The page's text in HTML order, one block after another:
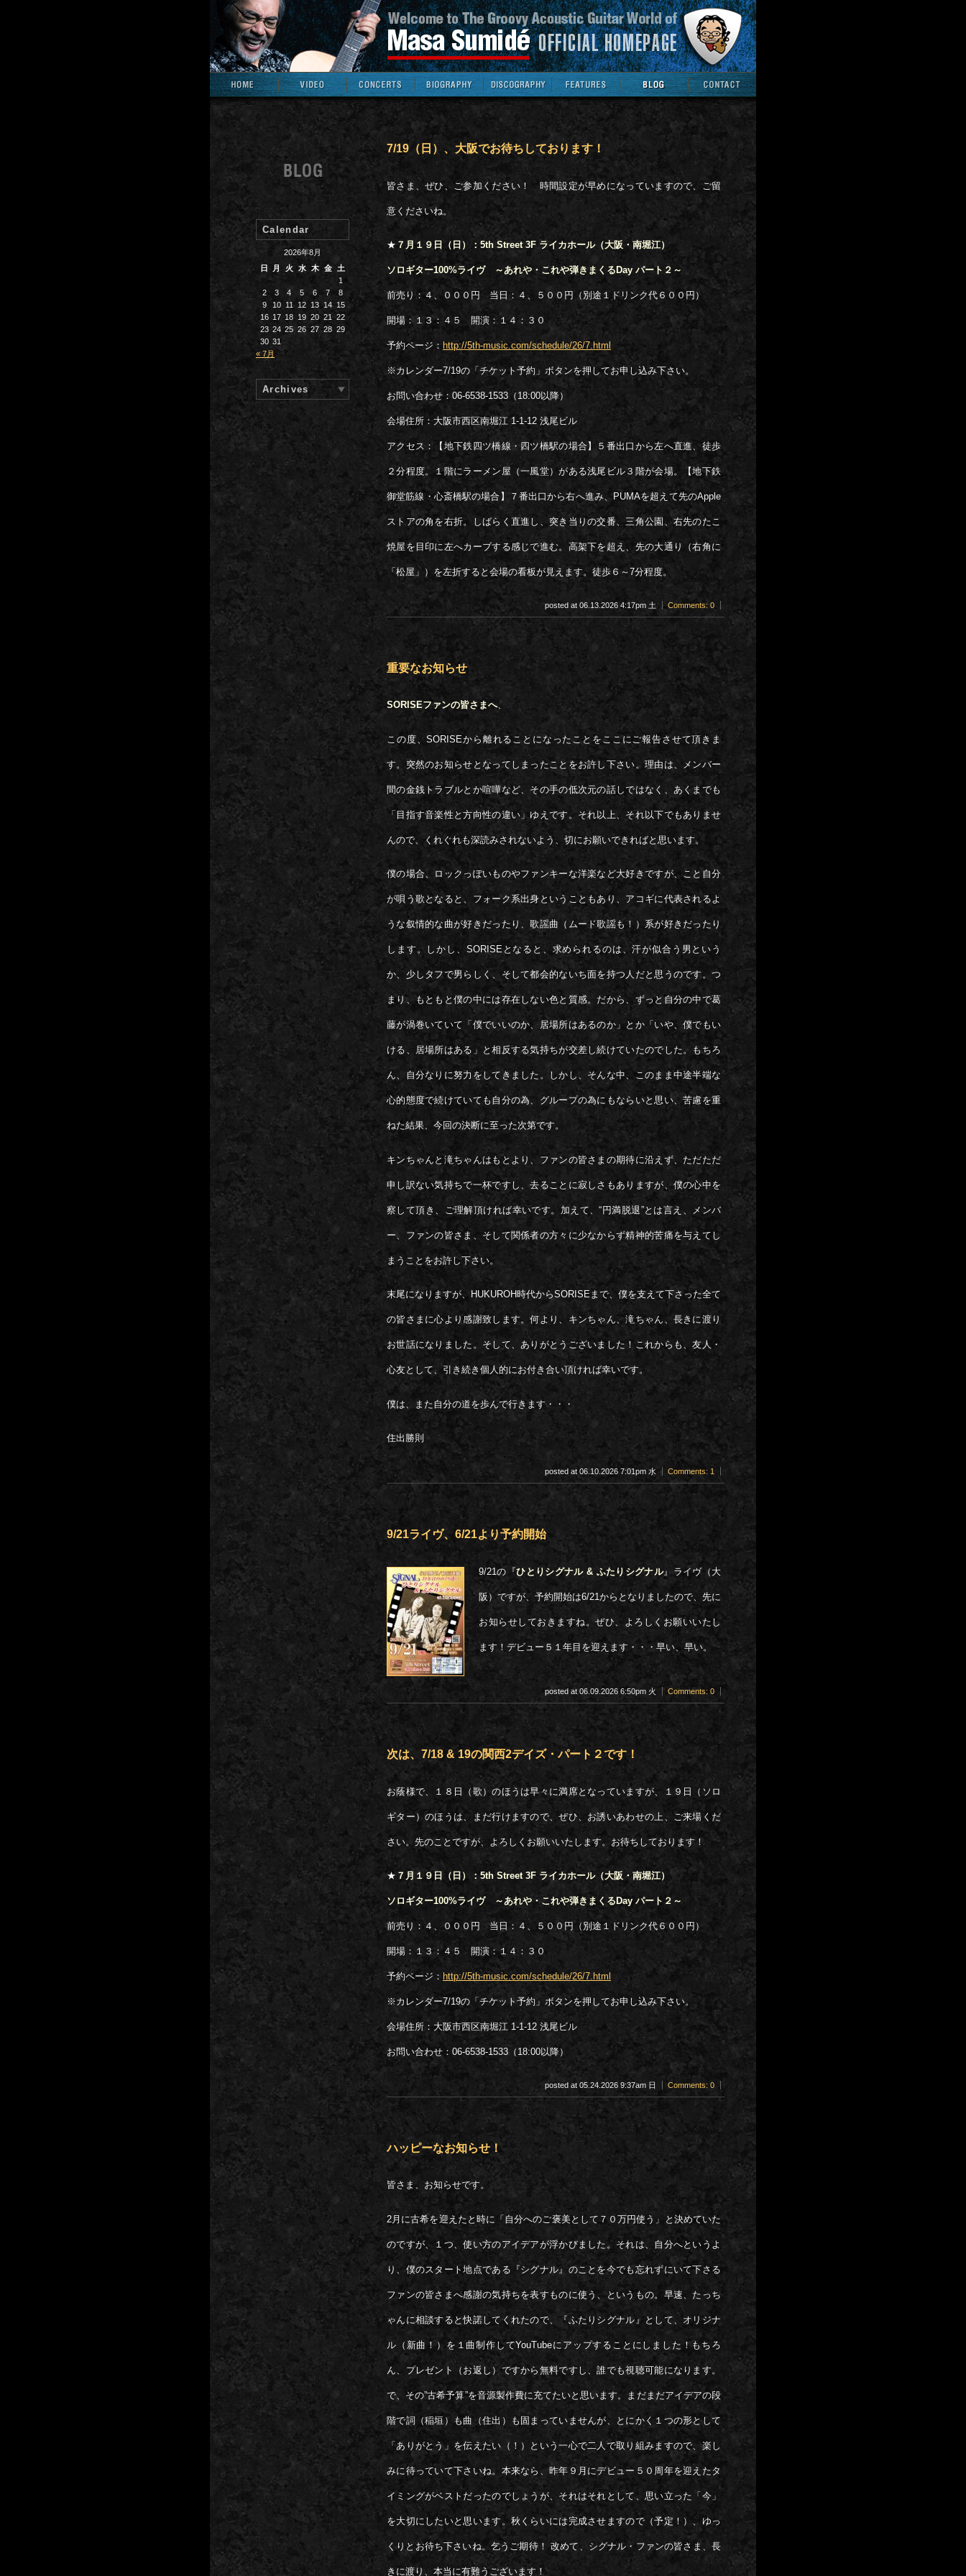
7/19（日）、大阪でお待ちしております！
皆さま、ぜひ、ご参加ください！ 時間設定が早めになっていますので、ご留
意くださいね。
★ ７月１９日（日）：5th Street 3F ライカホール（大阪・南堀江）
ソロギター100%ライヴ ～あれや・これや弾きまくるDay パート２～
前売り：４、０００円 当日：４、５００円（別途１ドリンク代６００円）
開場：１３：４５ 開演：１４：３０
予約ページ： http://5th-music.com/schedule/26/7.html
※カレンダー7/19の「チケット予約」ボタンを押してお申し込み下さい。
お問い合わせ：06-6538-1533（18:00以降）
会場住所：大阪市西区南堀江 1-1-12 浅尾ビル
アクセス：【地下鉄四ツ橋線・四ツ橋駅の場合】５番出口から左へ直進、徒歩
２分程度。１階にラーメン屋（一風堂）がある浅尾ビル３階が会場。【地下鉄
御堂筋線・心斎橋駅の場合】７番出口から右へ進み、PUMAを超えて先のApple
ストアの角を右折。しばらく直進し、突き当りの交番、三角公園、右先のたこ
焼屋を目印に左へカーブする感じで進む。高架下を超え、先の大通り（右角に
「松屋」）を左折すると会場の看板が見えます。徒歩６～7分程度。
posted at 06.13.2026 4:17pm 土 Comments: 0
重要なお知らせ
SORISEファンの皆さまへ、
この度、SORISEから離れることになったことをここにご報告させて頂きま
す。突然のお知らせとなってしまったことをお許し下さい。理由は、メンバー
間の金銭トラブルとか喧嘩など、その手の低次元の話しではなく、あくまでも
「目指す音楽性と方向性の違い」ゆえです。それ以上、それ以下でもありませ
んので、くれぐれも深読みされないよう、切にお願いできればと思います。
僕の場合、ロックっぽいものやファンキーな洋楽など大好きですが、こと自分
が唄う歌となると、フォーク系出身ということもあり、アコギに代表されるよ
うな叙情的な曲が好きだったり、歌謡曲（ムード歌謡も！）系が好きだったり
します。しかし、SORISEとなると、求められるのは、汗が似合う男という
か、少しタフで男らしく、そして都会的ないち面を持つ人だと思うのです。つ
まり、もともと僕の中には存在しない色と質感。だから、ずっと自分の中で葛
藤が渦巻いていて「僕でいいのか、居場所はあるのか」とか「いや、僕でもい
ける、居場所はある」と相反する気持ちが交差し続けていたのでした。もちろ
ん、自分なりに努力をしてきました。しかし、そんな中、このまま中途半端な
心的態度で続けていても自分の為、グループの為にもならいと思い、苦慮を重
ねた結果、今回の決断に至った次第です。
キンちゃんと滝ちゃんはもとより、ファンの皆さまの期待に沿えず、ただただ
申し訳ない気持ちで一杯ですし、去ることに寂しさもありますが、僕の心中を
察して頂き、ご理解頂ければ幸いです。加えて、“円満脱退”とは言え、メンバ
ー、ファンの皆さま、そして関係者の方々に少なからず精神的苦痛を与えてし
まうことをお許し下さい。
末尾になりますが、HUKUROH時代からSORISEまで、僕を支えて下さった全て
の皆さまに心より感謝致します。何より、キンちゃん、滝ちゃん、長きに渡り
お世話になりました。そして、ありがとうございました！これからも、友人・
心友として、引き続き個人的にお付き合い頂ければ幸いです。
僕は、また自分の道を歩んで行きます・・・
住出勝則
posted at 06.10.2026 7:01pm 水 Comments: 1
9/21ライヴ、6/21より予約開始
9/21の『ひとりシグナル & ふたりシグナル』ライヴ（大
阪）ですが、予約開始は6/21からとなりましたので、先に
お知らせしておきますね。ぜひ、よろしくお願いいたし
ます！デビュー５１年目を迎えます・・・早い、早い。
posted at 06.09.2026 6:50pm 火 Comments: 0
次は、7/18 & 19の関西2デイズ・パート２です！
お蔭様で、１８日（歌）のほうは早々に満席となっていますが、１９日（ソロ
ギター）のほうは、まだ行けますので、ぜひ、お誘いあわせの上、ご来場くだ
さい。先のことですが、よろしくお願いいたします。お待ちしております！
★ ７月１９日（日）：5th Street 3F ライカホール（大阪・南堀江）
ソロギター100%ライヴ ～あれや・これや弾きまくるDay パート２～
前売り：４、０００円 当日：４、５００円（別途１ドリンク代６００円）
開場：１３：４５ 開演：１４：３０
予約ページ： http://5th-music.com/schedule/26/7.html
※カレンダー7/19の「チケット予約」ボタンを押してお申し込み下さい。
会場住所：大阪市西区南堀江 1-1-12 浅尾ビル
お問い合わせ：06-6538-1533（18:00以降）
posted at 05.24.2026 9:37am 日 Comments: 0
ハッピーなお知らせ！
皆さま、お知らせです。
2月に古希を迎えたと時に「自分へのご褒美として７０万円使う」と決めていた
のですが、１つ、使い方のアイデアが浮かびました。それは、自分へというよ
り、僕のスタート地点である『シグナル』のことを今でも忘れずにいて下さる
ファンの皆さまへ感謝の気持ちを表すものに使う、というもの。早速、たっち
ゃんに相談すると快諾してくれたので、『ふたりシグナル』として、オリジナ
ル（新曲！）を１曲制作してYouTubeにアップすることにしました！もちろ
ん、プレゼント（お返し）ですから無料ですし、誰でも視聴可能になります。
で、その”古希予算”を音源製作費に充てたいと思います。まだまだアイデアの段
階で詞（稲垣）も曲（住出）も固まっていませんが、とにかく１つの形として
「ありがとう」を伝えたい（！）という一心で二人で取り組みますので、楽し
みに待っていて下さいね。本来なら、昨年９月にデビュー５０周年を迎えたタ
イミングがベストだったのでしょうが、それはそれとして、思い立った「今」
を大切にしたいと思います。秋くらいには完成させますので（予定！）、ゆっ
くりとお待ち下さいね。乞うご期待！ 改めて、シグナル・ファンの皆さま、長
きに渡り、本当に有難うございます！
Calendar
2026年8月
日
月 火 水 木 金
土
1
2
3 4 5 6 7
8
9
10 11 12 13 14 15
16 17 18 19 20 21
22
23 24 25 26 27 28 29
30 31
« 7月
Archives